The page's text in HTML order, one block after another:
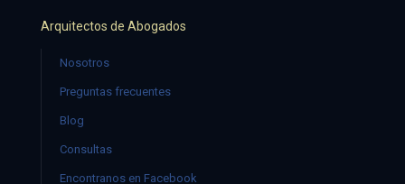
Arquitectos de Abogados
Nosotros
Preguntas frecuentes
Blog
Consultas
Encontranos en Facebook